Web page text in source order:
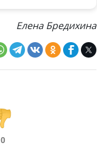
Елена Бредихина
0